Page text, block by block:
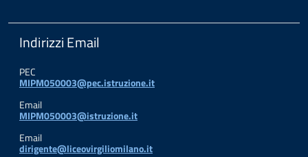
Indirizzi Email
PEC
MIPM050003@pec.istruzione.it
Email
MIPM050003@istruzione.it
Email
dirigente@liceovirgiliomilano.it